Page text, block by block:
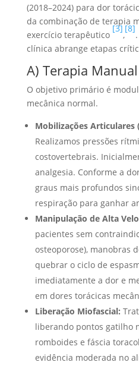
(2018–2024) para dor
da combinação de terapia
exercício terapêutico
[3]
,
[8]
clínica abrange etapas
A) Terapia
O objetivo primário é
mecânica normal.
Mobilizações
Realizamos pressões
costovertebrais.
analgesia. Conforme a
graus mais profundos
respiração para ganhar
Manipulação de Alta
pacientes sem
osteoporose), manobras
quebrar o ciclo de
imediatamente a dor e
em dores torácicas
Liberação Miofascial:
liberando pontos gatilho
romboides e fáscia
evidência moderada no